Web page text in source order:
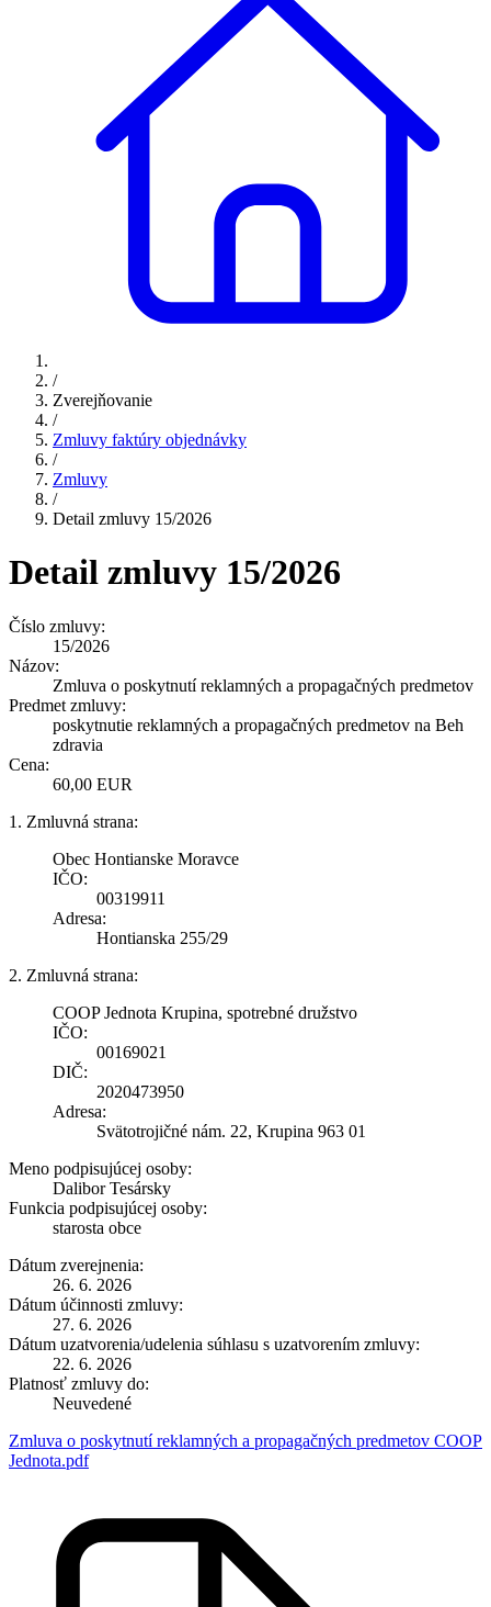
/
Zverejňovanie
/
Zmluvy faktúry objednávky
/
Zmluvy
/
Detail zmluvy 15/2026
Detail zmluvy 15/2026
Číslo zmluvy:
15/2026
Názov:
Zmluva o poskytnutí reklamných a propagačných predmetov
Predmet zmluvy:
poskytnutie reklamných a propagačných predmetov na Beh
zdravia
Cena:
60,00 EUR
1. Zmluvná strana:
Obec Hontianske Moravce
IČO:
00319911
Adresa:
Hontianska 255/29
2. Zmluvná strana:
COOP Jednota Krupina, spotrebné družstvo
IČO:
00169021
DIČ:
2020473950
Adresa:
Svätotrojičné nám. 22, Krupina 963 01
Meno podpisujúcej osoby:
Dalibor Tesársky
Funkcia podpisujúcej osoby:
starosta obce
Dátum zverejnenia:
26. 6. 2026
Dátum účinnosti zmluvy:
27. 6. 2026
Dátum uzatvorenia/udelenia súhlasu s uzatvorením zmluvy:
22. 6. 2026
Platnosť zmluvy do:
Neuvedené
Zmluva o poskytnutí reklamných a propagačných predmetov COOP
Jednota.pdf